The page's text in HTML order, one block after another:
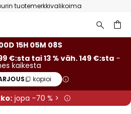
tuotemerkkivalikoima
15H 05M 07S
€:sta tai 13 % väh. 149 €:sta -
kaikesta
kopioi
jopa -70 % >